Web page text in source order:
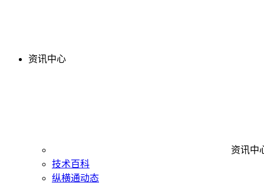
资讯中心
资讯中
技术百科
纵横通动态